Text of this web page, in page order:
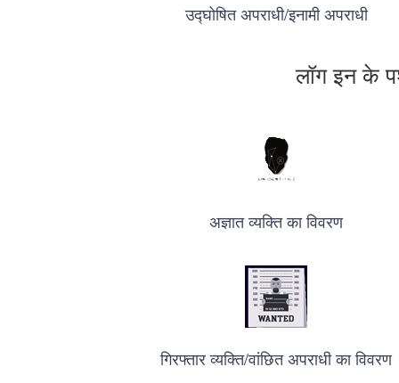
उद्घोषित अपराधी/इनामी अपराधी
लॉग इन के
अज्ञात व्यक्ति का विवरण
गिरफ्तार व्यक्ति/वांछित अपराधी का विवरण